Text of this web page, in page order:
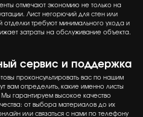
отмечают экономию не только на
Лист негорючий для стен или
требуют минимального ухода и
затраты на обслуживание объекта.
сервис и поддержка
проконсультировать вас по нашим
вам определить, какие именно листы
гарантируем высокое качество
от выбора материалов до их
или связаться с нами по телефону